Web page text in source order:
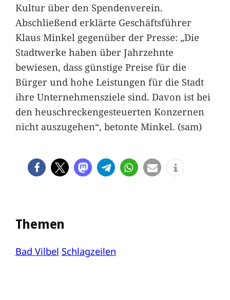
Kultur über den Spendenverein.
Abschließend erklärte Geschäftsführer
Klaus Minkel gegenüber der Presse: „Die
Stadtwerke haben über Jahrzehnte
bewiesen, dass günstige Preise für die
Bürger und hohe Leistungen für die Stadt
ihre Unternehmensziele sind. Davon ist bei
den heuschreckengesteuerten Konzernen
nicht auszugehen“, betonte Minkel. (sam)
Themen
Bad Vilbel Schlagzeilen